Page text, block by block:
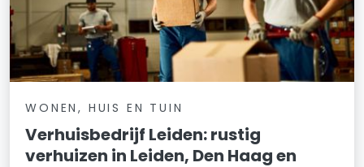
WONEN, HUIS EN TUIN
Verhuisbedrijf Leiden: rustig
verhuizen in Leiden, Den Haag en